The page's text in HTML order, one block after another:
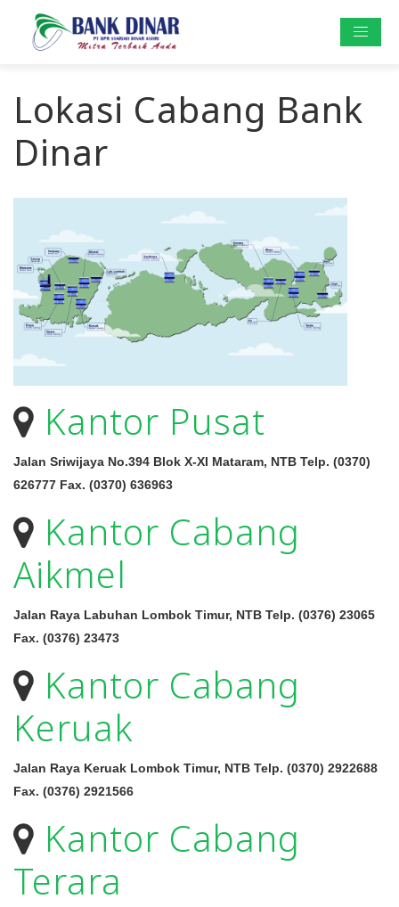
Lokasi Cabang Bank
Dinar
Kantor Pusat
Jalan Sriwijaya No.394 Blok X-XI Mataram, NTB Telp. (0370)
626777 Fax. (0370) 636963
Kantor Cabang
Aikmel
Jalan Raya Labuhan Lombok Timur, NTB Telp. (0376) 23065
Fax. (0376) 23473
Kantor Cabang
Keruak
Jalan Raya Keruak Lombok Timur, NTB Telp. (0370) 2922688
Fax. (0376) 2921566
Kantor Cabang
Terara